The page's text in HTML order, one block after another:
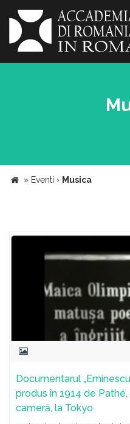
» Eventi › Musica
Documentarul
produs în 1914 de
cameră, la Tokyo